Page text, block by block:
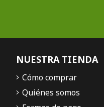
NUESTRA TIENDA
Cómo comprar
Quiénes somos